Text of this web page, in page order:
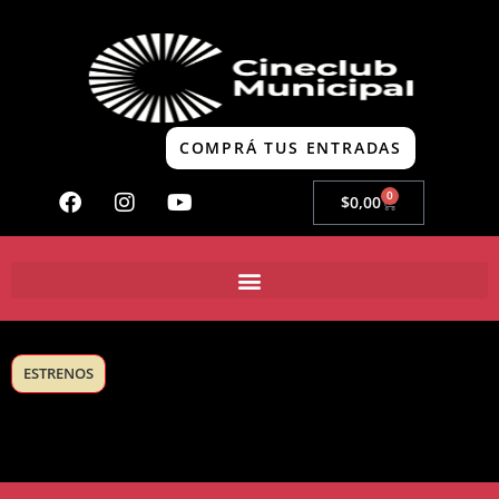
COMPRÁ TUS ENTRADAS
$0,00 0
ESTRENOS